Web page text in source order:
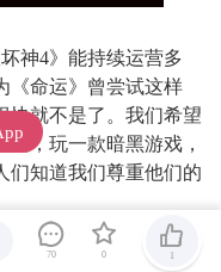
神4》能持续运营多
《命运》曾尝试这样
快就不是了。我们希望
，玩一款暗黑游戏，
们知道我们尊重他们的
70 0 1